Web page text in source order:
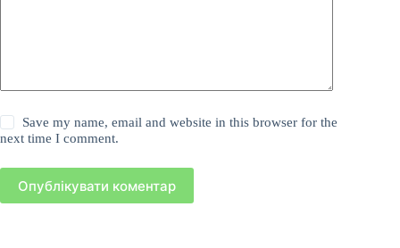
Save my name, email and website in this browser for the
next time I comment.
Опублікувати коментар